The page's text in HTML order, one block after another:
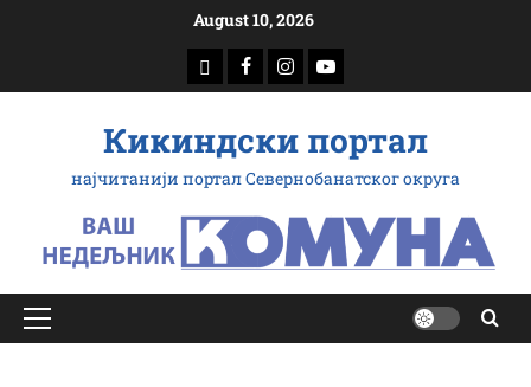
August 10, 2026
доwнлоад
Фацебоок
Инстаграм
Yоутубе
Кикиндски портал
најчитанији портал Севернобанатског округа
Примарy